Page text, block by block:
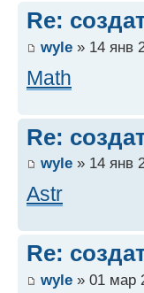
Re:
wyle » 14 янв
Math
Re:
wyle » 14 янв
Astr
Re:
wyle » 01 мар